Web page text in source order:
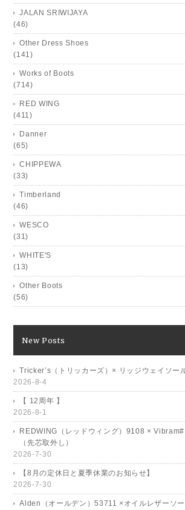
JALAN SRIWIJAYA
(46)
Other Dress Shoes
(141)
Works of Boots
(714)
RED WING
(411)
Danner
(65)
CHIPPEWA
(33)
Timberland
(46)
WESCO
(31)
WHITE'S
(13)
Other Boots
(56)
New Posts
Tricker’s（トリッカーズ）× リッジウェイソー
2026-8-4
【 12周年 】
2026-8-1
REDWING（レッドウィング）9108 ×
（先芯取外し）
2026-7-30
【8月の定休日と夏季休業のお知らせ】
2026-7-30
Alden（オールデン）53711 ×オイルレザーソ